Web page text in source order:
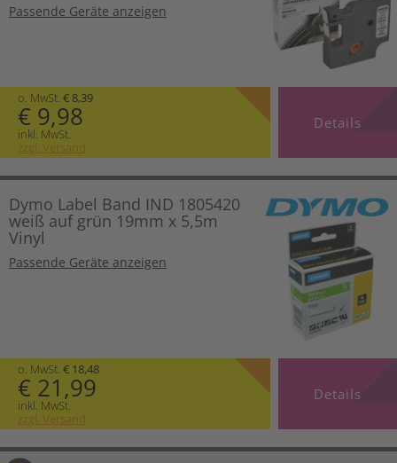
Passende Geräte anzeigen
o. MwSt. € 8,39
€ 9,98
inkl. MwSt.
zzgl. Versand
Details
Dymo Label Band IND 1805420
weiß auf grün 19mm x 5,5m
Vinyl
Passende Geräte anzeigen
o. MwSt. € 18,48
€ 21,99
inkl. MwSt.
zzgl. Versand
Details